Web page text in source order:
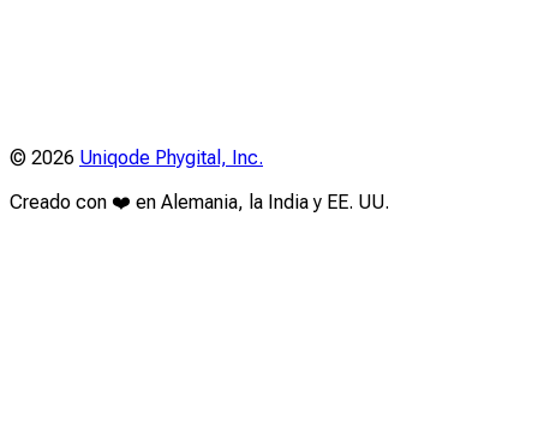
© 2026 Uniqode Phygital, Inc.
Creado con ❤️ en Alemania, la India y EE. UU.